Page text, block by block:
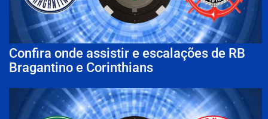
Confira onde assistir e escalações de RB
Bragantino e Corinthians